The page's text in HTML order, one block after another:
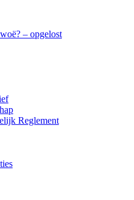
– opgelost
Reglement